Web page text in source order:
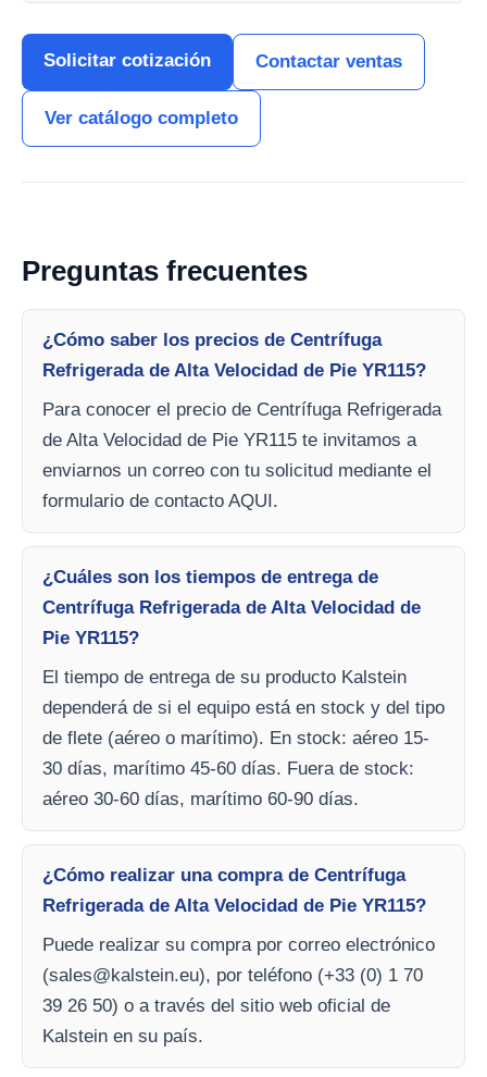
Solicitar cotización Contactar ventas
Ver catálogo completo
Preguntas frecuentes
¿Cómo saber los precios de Centrífuga
Refrigerada de Alta Velocidad de Pie YR115?
Para conocer el precio de Centrífuga Refrigerada
de Alta Velocidad de Pie YR115 te invitamos a
enviarnos un correo con tu solicitud mediante el
formulario de contacto AQUI.
¿Cuáles son los tiempos de entrega de
Centrífuga Refrigerada de Alta Velocidad de
Pie YR115?
El tiempo de entrega de su producto Kalstein
dependerá de si el equipo está en stock y del tipo
de flete (aéreo o marítimo). En stock: aéreo 15-
30 días, marítimo 45-60 días. Fuera de stock:
aéreo 30-60 días, marítimo 60-90 días.
¿Cómo realizar una compra de Centrífuga
Refrigerada de Alta Velocidad de Pie YR115?
Puede realizar su compra por correo electrónico
(sales@kalstein.eu), por teléfono (+33 (0) 1 70
39 26 50) o a través del sitio web oficial de
Kalstein en su país.